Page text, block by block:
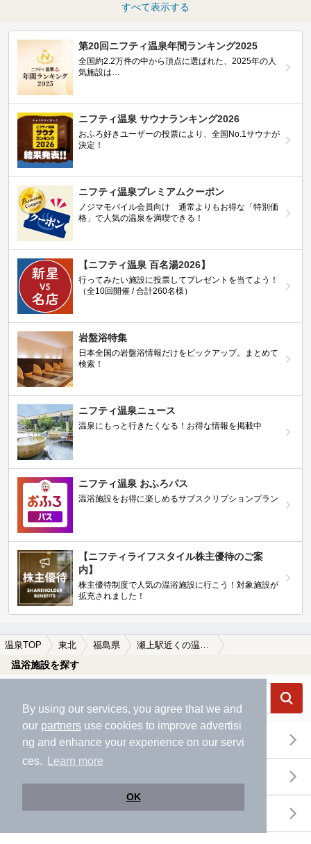
By using our services, you agree that we and
our partners use cookies to improve advertisi
ng and enhance your experience on our servi
ces.
Learn more
OK
すべて表示する
第20回ニフティ温泉年間ランキング2025
全国約2.2万件の中から頂点に選ばれた、2025年の人
気施設は…
ニフティ温泉 サウナランキング2026
おふろ好きユーザーの投票により、全国No.1サウナが
決定！
ニフティ温泉プレミアムクーポン
ノジマモバイル会員向け 通常よりもお得な「特別価
格」で人気の温泉を満喫できる！
【ニフティ温泉 百名湯2026】
行ってみたい施設に投票してプレゼントを当てよう！
（全10回開催 / 合計260名様）
岩盤浴特集
日本全国の岩盤浴情報だけをピックアップ。まとめて
検索！
ニフティ温泉ニュース
温泉にもっと行きたくなる！お得な情報を掲載中
ニフティ温泉 おふろパス
温浴施設をお得に楽しめるサブスクリプションプラン
【ニフティライフスタイル株主優待のご案
内】
株主優待制度で人気の温浴施設に行こう！対象施設が
拡充されました！
温泉TOP 東北 福島県
温浴施設を探す
エリアから探す
特徴から探す